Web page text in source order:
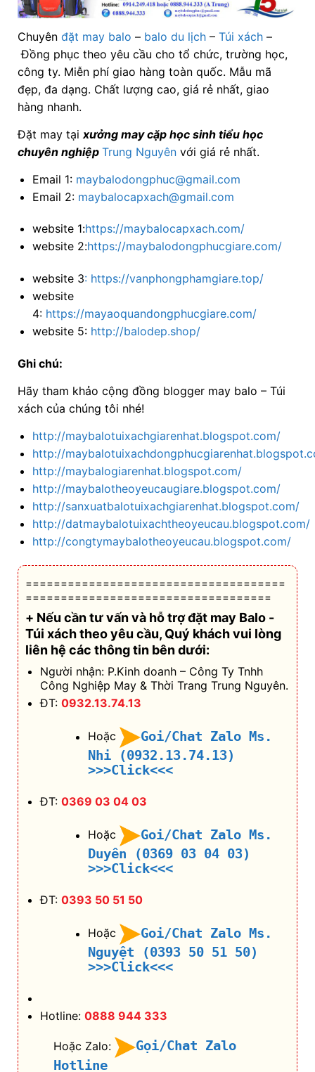
Chuyên đặt may balo – balo du lịch– Túi xách–
Đồng phục theo yêu cầu cho tổ chức, trường học,
công ty. Miễn phí giao hàng toàn quốc. Mẫu mã
đẹp, đa dạng. Chất lượng cao, giá rẻ nhất, giao
hàng nhanh.
Đặt may tại xưởng may cặp học sinh tiểu học
chuyên nghiệp Trung Nguyênvới giá rẻ nhất.
Email 1: maybalodongphuc@gmail.com
Email 2: maybalocapxach@gmail.com
website 1:https://maybalocapxach.com/
website 2:https://maybalodongphucgiare.com/
website 3: https://vanphongphamgiare.top/
website
4: https://mayaoquandongphucgiare.com/
website 5: http://balodep.shop/
Ghi chú:
Hãy tham khảo cộng đồng blogger may balo – Túi
xách của chúng tôi nhé!
http://maybalotuixachgiarenhat.blogspot.com/
http://
http://maybalogiarenhat.blogspot.com/
http://maybalotheoyeucaugiare.blogspot.com/
http://sanxuatbalotuixachgiarenhat.blogspot.com/
http://datmaybalotuixachtheoyeucau.blogspot.com/
http://congtymaybalotheoyeucau.blogspot.com/
=====================================
===================================
+ Nếu cần tư vấn và hỗ trợđặt may Balo -
Túi xách theo yêu cầu, Quý khách vui lòng
liên hệ các thông tin bên dưới:
Người nhận: P.Kinh doanh – Công Ty Tnhh
Công Nghiệp May & Thời Trang Trung Nguyên.
ĐT: 0932.13.74.13
Hoặc
Goi/Chat Zalo Ms.
Nhi (0932.13.74.13)
>>>Click<<<
ĐT: 0369 03 04 03
Hoặc
Goi/Chat Zalo Ms.
Duyên (0369 03 04 03)
>>>Click<<<
ĐT: 0393 50 51 50
Hoặc
Goi/Chat Zalo Ms.
Nguyệt (0393 50 51 50)
>>>Click<<<
Hotline: 0888 944 333
Hoặc Zalo:
Gọi/Chat Zalo
Hotline